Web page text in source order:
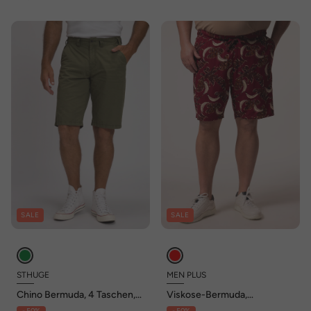
SALE
STHUGE
Chino Bermuda, 4 Taschen,
Regular Fit, bis Gr. 70
SALE
MEN PLUS
Viskose-Bermuda,
Alloverprint, Elastikbund, bis